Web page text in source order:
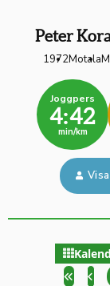
Peter
1972Motala
Joggpers
4:42
min/km